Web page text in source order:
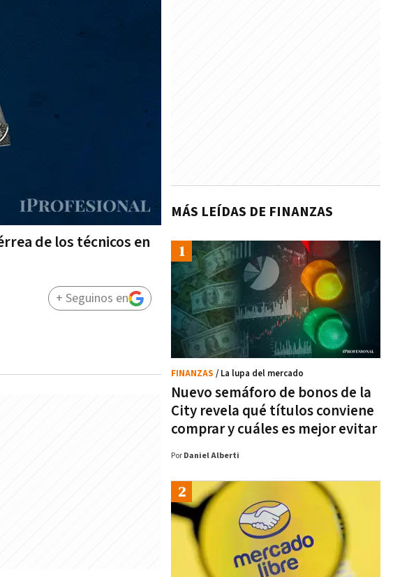
de los técnicos en
+ Seguinos en
MÁS LEÍDAS DE FINANZAS
Nuevo semáforo de bonos de la
City revela qué títulos conviene
comprar y cuáles es mejor evitar
FINANZAS / La lupa del mercado
Por Daniel Alberti